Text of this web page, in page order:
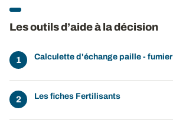
Les outils d’aide à la décision
Calculette d'échange paille - fumier
Les fiches Fertilisants